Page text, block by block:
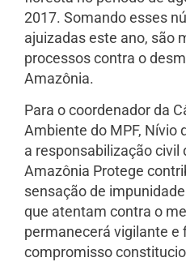
2017. Somando esses
ajuizadas este ano, são
processos contra o
Amazônia.
Para o coordenador da
Ambiente do MPF, Nívio
a responsabilização
Amazônia Protege
sensação de
que atentam contra o
permanecerá vigilante e
compromisso